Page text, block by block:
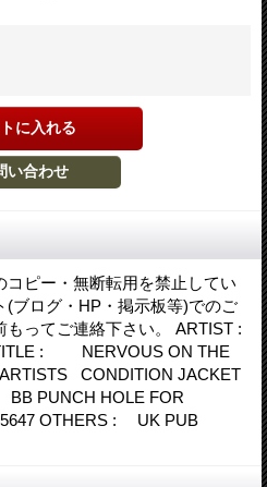
ピー・無断転用を禁止してい
(ブログ・HP・掲示板等)でのご
ってご連絡下さい。 ARTIST :
: NERVOUS ON THE
CONDITION JACKET
PUNCH HOLE FOR
OTHERS : UK PUB